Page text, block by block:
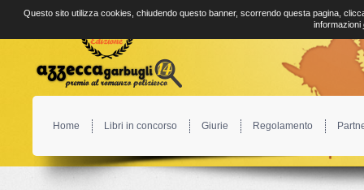
Home Libri in concorso Giurie Regolamento
Questo sito utilizza cookies, chiudendo questo banner, scorrendo questa pagina,
informazioni